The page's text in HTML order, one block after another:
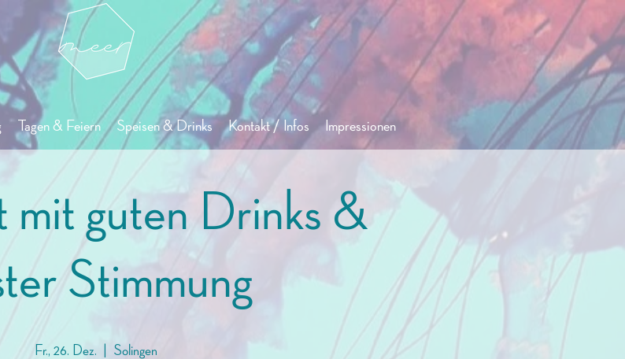
Tagen & Feiern Speisen & Drinks Kontakt / Infos Impressionen
mit guten Drinks &
Stimmung
Fr., 26. Dez. Solingen